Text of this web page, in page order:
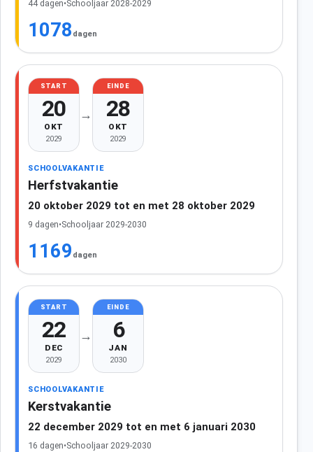
44 dagen•Schooljaar 2028-2029
1078 dagen
START
20
OKT
2029
→
EINDE
28
OKT
2029
SCHOOLVAKANTIE
Herfstvakantie
20 oktober 2029 tot en met 28 oktober 2029
9 dagen•Schooljaar 2029-2030
1169 dagen
START
22
DEC
2029
→
EINDE
6
JAN
2030
SCHOOLVAKANTIE
Kerstvakantie
22 december 2029 tot en met 6 januari 2030
16 dagen•Schooljaar 2029-2030